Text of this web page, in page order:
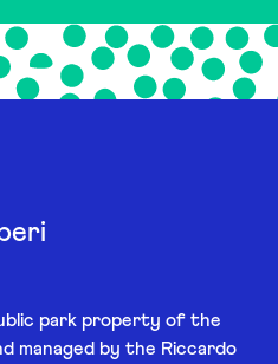
park property of the
managed by the Riccardo